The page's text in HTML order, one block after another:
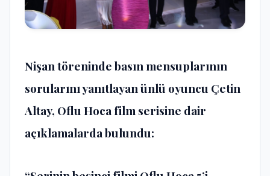
Nişan töreninde basın mensuplarının
sorularını yanıtlayan ünlü oyuncu Çetin
Altay, Oflu Hoca film serisine dair
açıklamalarda bulundu: